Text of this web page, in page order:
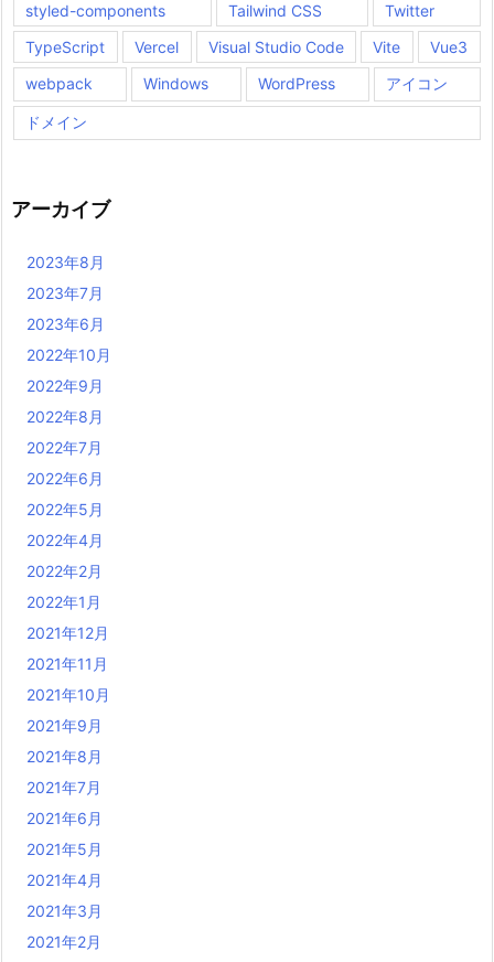
styled-components
Tailwind CSS
Twitter
TypeScript
Vercel Visual Studio Code Vite
Vue3
webpack
Windows WordPress アイコン
ドメイン
アーカイブ
2023年8月
2023年7月
2023年6月
2022年10月
2022年9月
2022年8月
2022年7月
2022年6月
2022年5月
2022年4月
2022年2月
2022年1月
2021年12月
2021年11月
2021年10月
2021年9月
2021年8月
2021年7月
2021年6月
2021年5月
2021年4月
2021年3月
2021年2月